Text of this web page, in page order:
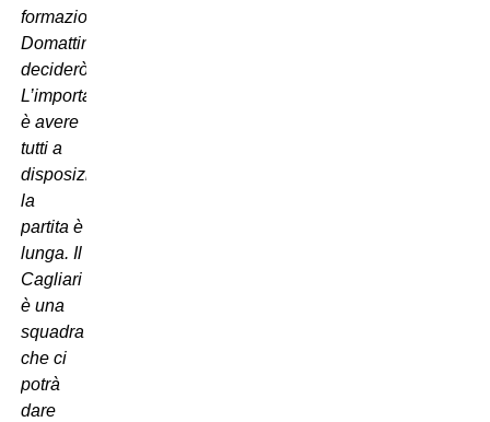
formazione?
Domattina
deciderò.
L’importante
è avere
tutti a
disposizione,
la
partita è
lunga. Il
Cagliari
è una
squadra
che ci
potrà
dare